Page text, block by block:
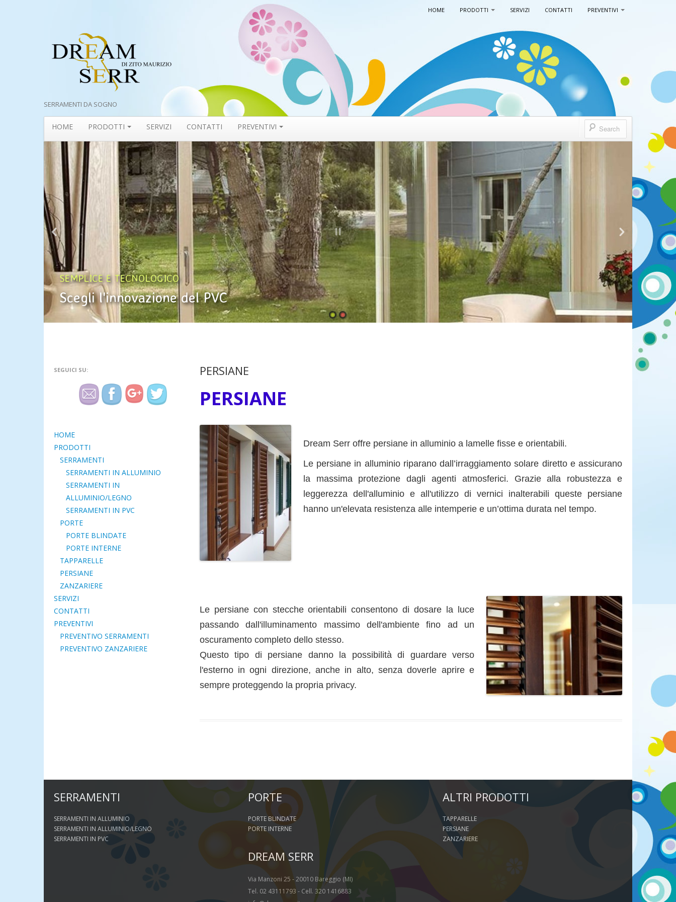
SERRAMENTI DA SOGNO
HOME PRODOTTI SERVIZI CONTATTI PREVENTIVI
HOME PRODOTTI SERVIZI CONTATTI PREVENTIVI
SEMPLICE E TECNOLOGICO
Scegli l'innovazione del PVC
PERSIANE
PERSIANE
Dream Serr offre persiane in alluminio a lamelle fisse e orientabili.
Le persiane in alluminio riparano dall’irraggiamento solare diretto e assicurano
la massima protezione dagli agenti atmosferici. Grazie alla robustezza e
leggerezza dell'alluminio e all'utilizzo di vernici inalterabili queste persiane
hanno un'elevata resistenza alle intemperie e un’ottima durata nel tempo.
Le persiane con stecche orientabili consentono di dosare la luce
passando dall'illuminamento massimo dell'ambiente fino ad un
oscuramento completo dello stesso.
Questo tipo di persiane danno la possibilità di guardare verso
l'esterno in ogni direzione, anche in alto, senza doverle aprire e
sempre proteggendo la propria privacy.
SEGUICI SU:
HOME
PRODOTTI
SERRAMENTI
SERRAMENTI IN ALLUMINIO
SERRAMENTI IN
ALLUMINIO/LEGNO
SERRAMENTI IN PVC
PORTE
PORTE BLINDATE
PORTE INTERNE
TAPPARELLE
PERSIANE
ZANZARIERE
SERVIZI
CONTATTI
PREVENTIVI
PREVENTIVO SERRAMENTI
PREVENTIVO ZANZARIERE
SERRAMENTI
SERRAMENTI IN ALLUMINIO
SERRAMENTI IN ALLUMINIO/LEGNO
SERRAMENTI IN PVC
PORTE
PORTE BLINDATE
PORTE INTERNE
DREAM SERR
Via Manzoni 25 - 20010 Bareggio (MI)
Tel. 02 43111793 - Cell. 320 1416883
ALTRI PRODOTTI
TAPPARELLE
PERSIANE
ZANZARIERE